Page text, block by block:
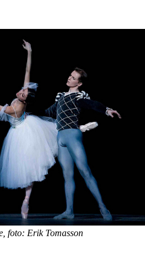
foto: Erik Tomasson